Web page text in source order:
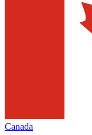
Canada